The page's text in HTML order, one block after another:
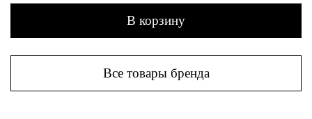
В корзину
Все товары бренда